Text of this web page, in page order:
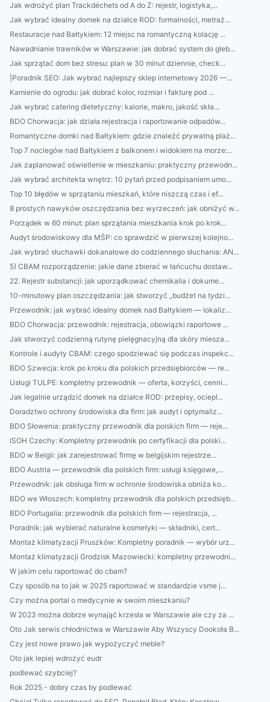
Jak wdrożyć plan Trackdéchets od A do Z: rejestr, logistyka,...
Jak wybrać idealny domek na działce ROD: formalności, metraż...
Restauracje nad Bałtykiem: 12 miejsc na romantyczną kolację ...
Nawadnianie trawników w Warszawie: jak dobrać system do gleb...
Jak sprzątać dom bez stresu: plan w 30 minut dziennie, check...
|Poradnik SEO: Jak wybrać najlepszy sklep internetowy 2026 —...
Kamienie do ogrodu: jak dobrać kolor, rozmiar i fakturę pod ...
Jak wybrać catering dietetyczny: kalorie, makro, jakość skła...
BDO Chorwacja: jak działa rejestracja i raportowanie odpadów...
Romantyczne domki nad Bałtykiem: gdzie znaleźć prywatną plaż...
Top 7 noclegów nad Bałtykiem z balkonem i widokiem na morze:...
Jak zaplanować oświetlenie w mieszkaniu: praktyczny przewodn...
Jak wybrać architekta wnętrz: 10 pytań przed podpisaniem umo...
Top 10 błędów w sprzątaniu mieszkań, które niszczą czas i ef...
8 prostych nawyków oszczędzania bez wyrzeczeń: jak obniżyć w...
Porządek w 60 minut: plan sprzątania mieszkania krok po krok...
Audyt środowiskowy dla MŚP: co sprawdzić w pierwszej kolejno...
Jak wybrać słuchawki dokanałowe do codziennego słuchania: AN...
5) CBAM rozporządzenie: jakie dane zbierać w łańcuchu dostaw...
22. Rejestr substancji: jak uporządkować chemikalia i dokume...
10-minutowy plan oszczędzania: jak stworzyć „budżet na tydzi...
Przewodnik: jak wybrać idealny domek nad Bałtykiem — lokaliz...
BDO Chorwacja: przewodnik: rejestracja, obowiązki raportowe ...
Jak stworzyć codzienną rutynę pielęgnacyjną dla skóry miesza...
Kontrole i audyty CBAM: czego spodziewać się podczas inspekc...
BDO Szwecja: krok po kroku dla polskich przedsiębiorców — re...
Usługi TULPE: kompletny przewodnik — oferta, korzyści, cenni...
Jak legalnie urządzić domek na działce ROD: przepisy, ociepl...
Doradztwo ochrony środowiska dla firm: jak audyt i optymaliz...
BDO Słowenia: praktyczny przewodnik dla polskich firm — reje...
ISOH Czechy: Kompletny przewodnik po certyfikacji dla polski...
BDO w Belgii: jak zarejestrować firmę w belgijskim rejestrze...
BDO Austria — przewodnik dla polskich firm: usługi księgowe,...
Przewodnik: jak obsługa firm w ochronie środowiska obniża ko...
BDO we Włoszech: kompletny przewodnik dla polskich przedsięb...
BDO Portugalia: przewodnik dla polskich firm — rejestracja, ...
Poradnik: jak wybierać naturalne kosmetyki — składniki, cert...
Montaż klimatyzacji Pruszków: Kompletny poradnik — wybór urz...
Montaż klimatyzacji Grodzisk Mazowiecki: kompletny przewodni...
W jakim celu raportować do cbam?
Czy sposób na to jak w 2025 raportować w standardzie vsme j...
Czy można portal o medycynie w swoim mieszkaniu?
W 2023 można dobrze wynająć krzesła w Warszawie ale czy za ...
Oto Jak serwis chłodnictwa w Warszawie Aby Wszyscy Dookoła B...
Czy jest nowe prawo jak wypożyczyć meble?
Oto jak lepiej wdrożyć eudr
podlewać szybciej?
Rok 2025 - dobry czas by podlewać